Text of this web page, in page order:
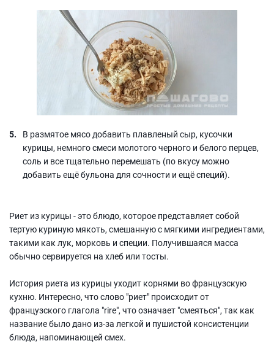
В размятое мясо добавить плавленый сыр, кусочки
курицы, немного смеси молотого черного и белого перцев,
соль и все тщательно перемешать (по вкусу можно
добавить ещё бульона для сочности и ещё специй).
Риет из курицы - это блюдо, которое представляет собой
тертую куриную мякоть, смешанную с мягкими ингредиентами,
такими как лук, морковь и специи. Получившаяся масса
обычно сервируется на хлеб или тосты.
История риета из курицы уходит корнями во французскую
кухню. Интересно, что слово "риет" происходит от
французского глагола "rire", что означает "смеяться", так как
название было дано из-за легкой и пушистой консистенции
блюда, напоминающей смех.